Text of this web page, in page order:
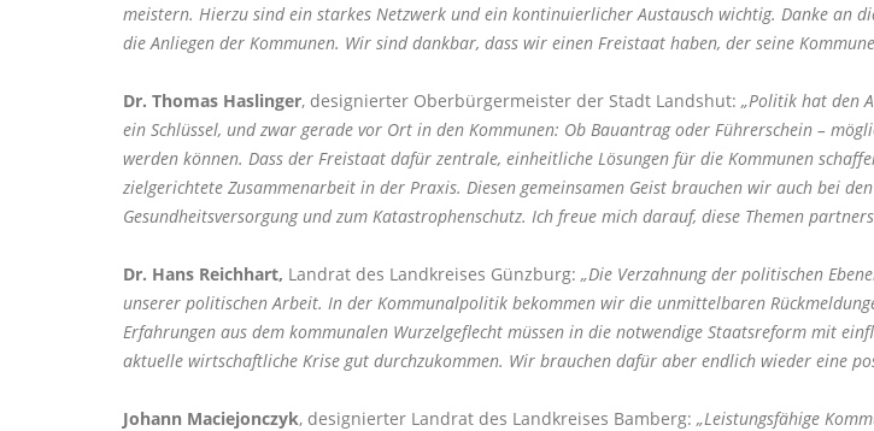
meistern. Hierzu sind ein starkes Netzwerk und ein kontinuierlicher Austausch wichtig. Danke an
die Anliegen der Kommunen. Wir sind dankbar, dass wir einen Freistaat haben, der seine
Dr. Thomas Haslinger, designierter Oberbürgermeister der Stadt Landshut: Politik hat den
ein Schlüssel, und zwar gerade vor Ort in den Kommunen: Ob Bauantrag oder Führerschein –
werden können. Dass der Freistaat dafür zentrale, einheitliche Lösungen für die Kommunen
zielgerichtete Zusammenarbeit in der Praxis. Diesen gemeinsamen Geist brauchen wir auch bei
Gesundheitsversorgung und zum Katastrophenschutz. Ich freue mich darauf, diese Themen
Dr. Hans Reichhart, Landrat des Landkreises Günzburg: Die Verzahnung der politischen
unserer politischen Arbeit. In der Kommunalpolitik bekommen wir die unmittelbaren
Erfahrungen aus dem kommunalen Wurzelgeflecht müssen in die notwendige Staatsreform mit
aktuelle wirtschaftliche Krise gut durchzukommen. Wir brauchen dafür aber endlich wieder eine
Johann Maciejonczyk, designierter Landrat des Landkreises Bamberg: Leistungsfähige